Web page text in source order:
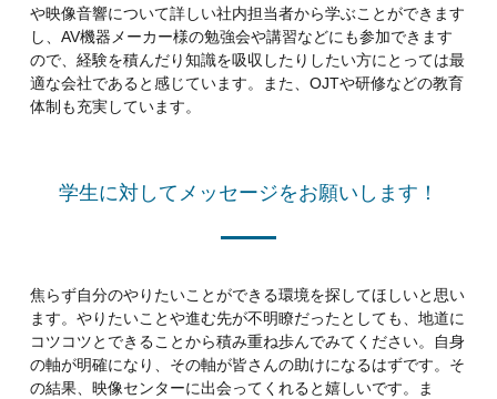
や映像音響について詳しい社内担当者から学ぶことができます
し、AV機器メーカー様の勉強会や講習などにも参加できます
ので、経験を積んだり知識を吸収したりしたい方にとっては最
適な会社であると感じています。また、OJTや研修などの教育
体制も充実しています。
学生に対してメッセージをお願いします！
焦らず自分のやりたいことができる環境を探してほしいと思い
ます。やりたいことや進む先が不明瞭だったとしても、地道に
コツコツとできることから積み重ね歩んでみてください。自身
の軸が明確になり、その軸が皆さんの助けになるはずです。そ
の結果、映像センターに出会ってくれると嬉しいです。ま